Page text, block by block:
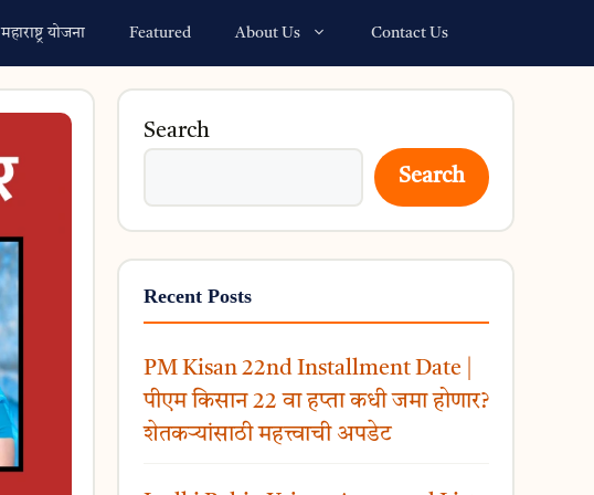
महाराष्ट्र योजना Featured About Us Contact Us
Search
Search
Recent Posts
PM Kisan 22nd Installment Date |
पीएम किसान 22 वा हप्ता कधी जमा होणार?
शेतकऱ्यांसाठी महत्त्वाची अपडेट